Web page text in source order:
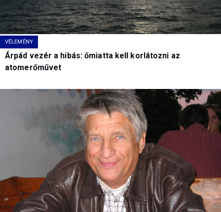
VÉLEMÉNY
Árpád vezér a hibás: őmiatta kell korlátozni az
atomerőművet